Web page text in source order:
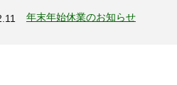
年末年始休業のお知らせ